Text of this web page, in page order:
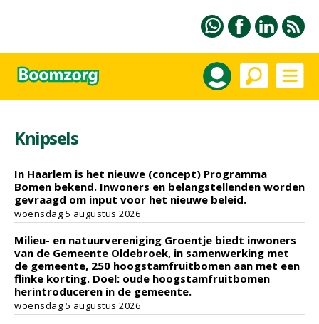
Knipsels
In Haarlem is het nieuwe (concept) Programma
Bomen bekend. Inwoners en belangstellenden worden
gevraagd om input voor het nieuwe beleid.
woensdag 5 augustus 2026
Milieu- en natuurvereniging Groentje biedt inwoners
van de Gemeente Oldebroek, in samenwerking met
de gemeente, 250 hoogstamfruitbomen aan met een
flinke korting. Doel: oude hoogstamfruitbomen
herintroduceren in de gemeente.
woensdag 5 augustus 2026